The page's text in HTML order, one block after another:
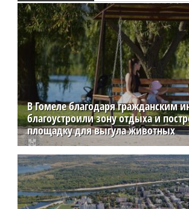
В Гомеле благодаря гражданским
благоустроили зону отдыха и
площадку для выгула животных